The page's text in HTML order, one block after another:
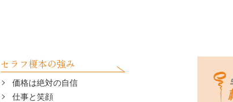
セラフ榎本の強み
価格は絶対の自信
仕事と笑顔